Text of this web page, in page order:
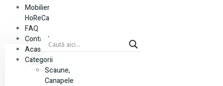
Mobilier
HoReCa
FAQ
Contact
Acasă
Categorii
Scaune,
Canapele